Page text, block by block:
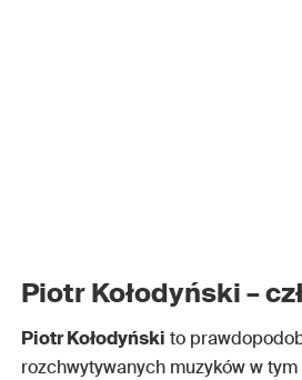
Piotr Kołodyński –
Piotr Kołodyński to
rozchwytywanych muzyków w